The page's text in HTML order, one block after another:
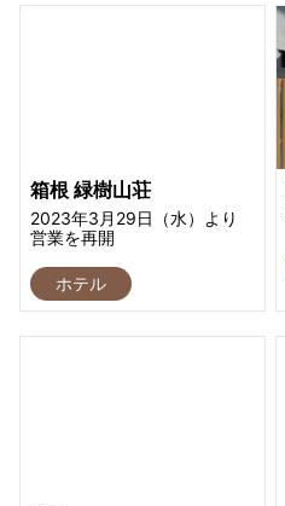
箱根 緑樹山荘
2023年3月29日（水）より
営業を再開
ホテル